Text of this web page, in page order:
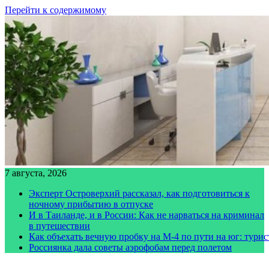
Перейти к содержимому
7 августа, 2026
Эксперт Островерхий рассказал, как подготовиться к
ночному прибытию в отпуске
И в Таиланде, и в России: Как не нарваться на криминал
в путешествии
Как объехать вечную пробку на М-4 по пути на юг:
Россиянка дала советы аэрофобам перед полетом